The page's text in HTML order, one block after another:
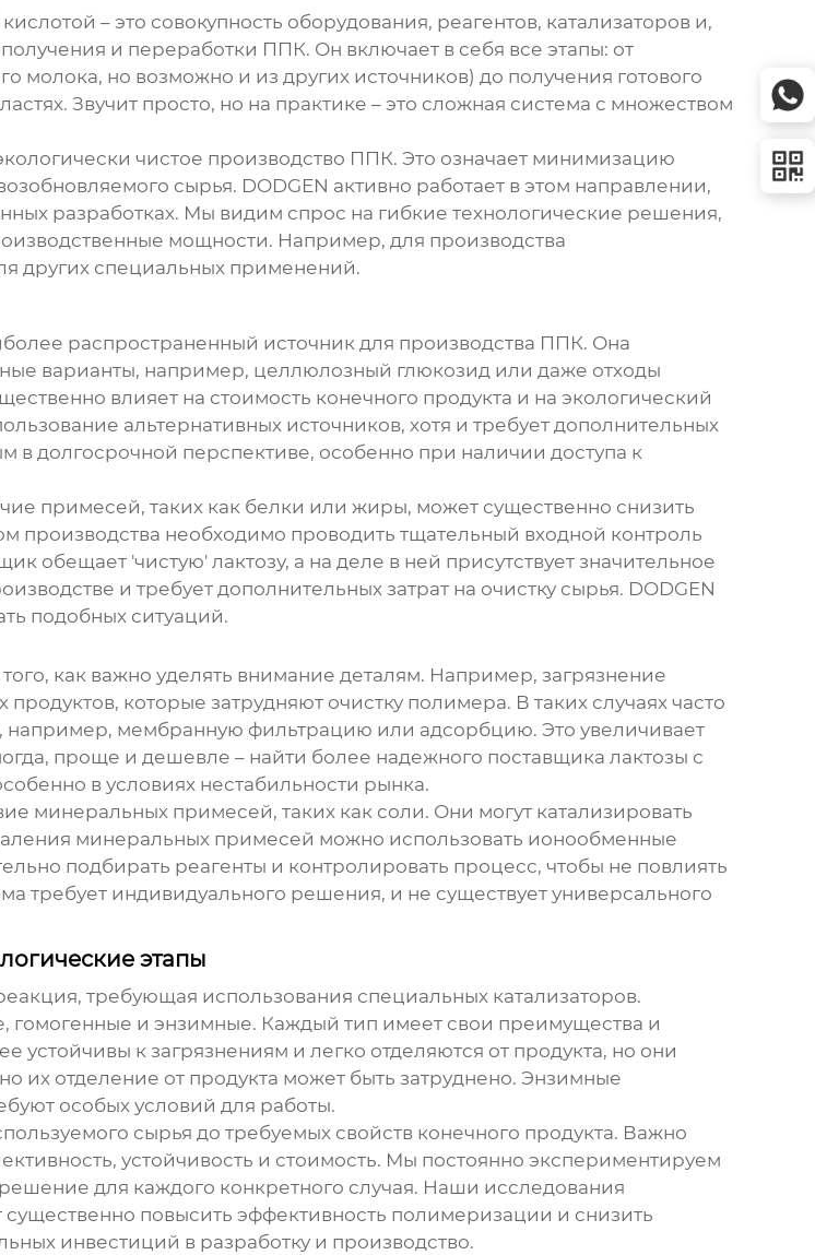
– это совокупность оборудования, реагентов, катализаторов и,
и переработки ППК. Он включает в себя все этапы: от
молока, но возможно и из других источников) до получения готового
Звучит просто, но на практике – это сложная система с множеством
чистое производство ППК. Это означает минимизацию
сырья. DODGEN активно работает в этом направлении,
разработках. Мы видим спрос на гибкие технологические решения,
мощности. Например, для производства
других специальных применений.
распространенный источник для производства ППК. Она
варианты, например, целлюлозный глюкозид или даже отходы
влияет на стоимость конечного продукта и на экологический
альтернативных источников, хотя и требует дополнительных
в долгосрочной перспективе, особенно при наличии доступа к
примесей, таких как белки или жиры, может существенно снизить
производства необходимо проводить тщательный входной контроль
обещает 'чистую' лактозу, а на деле в ней присутствует значительное
и требует дополнительных затрат на очистку сырья. DODGEN
подобных ситуаций.
как важно уделять внимание деталям. Например, загрязнение
которые затрудняют очистку полимера. В таких случаях часто
например, мембранную фильтрацию или адсорбцию. Это увеличивает
проще и дешевле – найти более надежного поставщика лактозы с
в условиях нестабильности рынка.
минеральных примесей, таких как соли. Они могут катализировать
минеральных примесей можно использовать ионообменные
подбирать реагенты и контролировать процесс, чтобы не повлиять
требует индивидуального решения, и не существует универсального
этапы
требующая использования специальных катализаторов.
гомогенные и энзимные. Каждый тип имеет свои преимущества и
устойчивы к загрязнениям и легко отделяются от продукта, но они
их отделение от продукта может быть затруднено. Энзимные
особых условий для работы.
сырья до требуемых свойств конечного продукта. Важно
устойчивость и стоимость. Мы постоянно экспериментируем
для каждого конкретного случая. Наши исследования
повысить эффективность полимеризации и снизить
инвестиций в разработку и производство.